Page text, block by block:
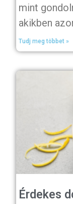
mint
akikben
Tudj meg többet »
Érdekes